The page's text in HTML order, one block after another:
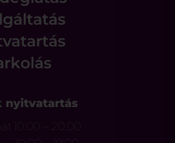
nyitvatartás
10:00 – 20:00